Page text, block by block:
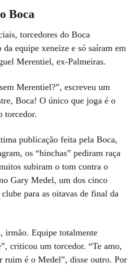
Boca
torcedores do Boca
da equipe xeneize e só saíram em
Merentiel, ex-Palmeiras.
Merentiel?”, escreveu um
Boca! O único que joga é o
torcedor.
publicação feita pela Boca,
os “hinchas” pediram raça
subiram o tom contra o
Gary Medel, um dos cinco
para as oitavas de final da
irmão. Equipe totalmente
criticou um torcedor. “Te amo,
ruim é o Medel”, disse outro. Por